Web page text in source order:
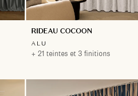
RIDEAU COCOON
ALU
+ 21 teintes et 3 finitions